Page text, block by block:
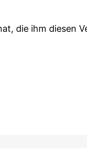
die ihm diesen